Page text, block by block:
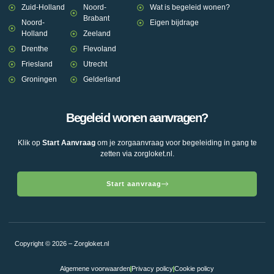
Zuid-Holland
Noord-
Holland
Drenthe
Friesland
Groningen
Noord-
Brabant
Zeeland
Flevoland
Utrecht
Gelderland
Wat is begeleid wonen?
Eigen bijdrage
Begeleid wonen aanvragen?
Klik op Start Aanvraagom je zorgaanvraag voor begeleiding in gang te
zetten via zorgloket.nl.
Start aanvraag
Copyright © 2026 – Zorgloket.nl
Algemene voorwaarden Privacy policyCookie policy